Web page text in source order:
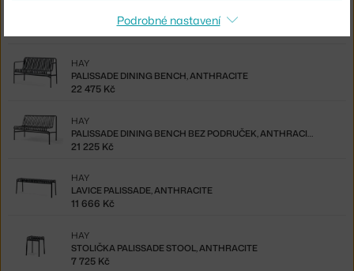
ŽIDLE PALISSADE CANTILEVER DINING, ANTHRACITE
PALISSADE DINING BENCH, ANTHRACITE
HAY
22 475 Kč
PALISSADE DINING BENCH BEZ PODRUČEK, ANTHRACITE
HAY
21 225 Kč
LAVICE PALISSADE, ANTHRACITE
HAY
11 666 Kč
STOLIČKA PALISSADE STOOL, ANTHRACITE
HAY
7 725 Kč
Podrobné nastavení